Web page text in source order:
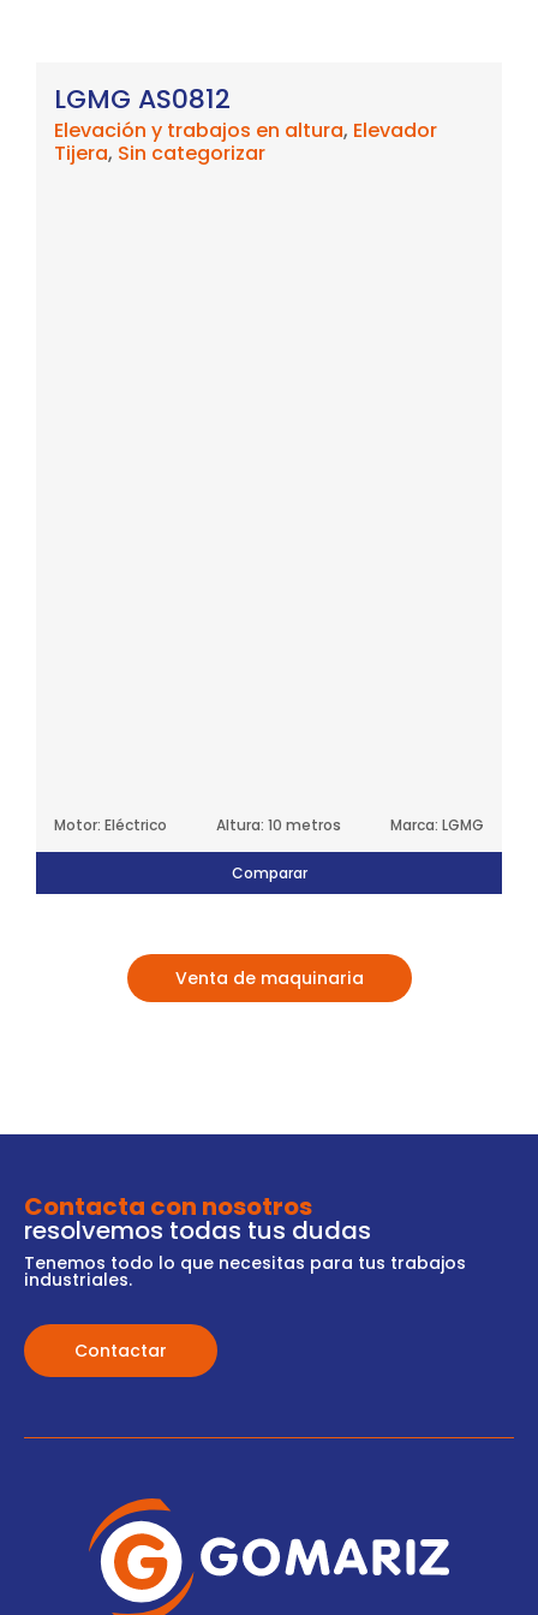
LGMG AS0812
Elevación y trabajos en altura, Elevador
Tijera, Sin categorizar
Motor: Eléctrico Altura: 10 metros Marca: LGMG
Comparar
Venta de maquinaria
Contacta con nosotros
resolvemos todas tus dudas
Tenemos todo lo que necesitas para tus trabajos
industriales.
Contactar